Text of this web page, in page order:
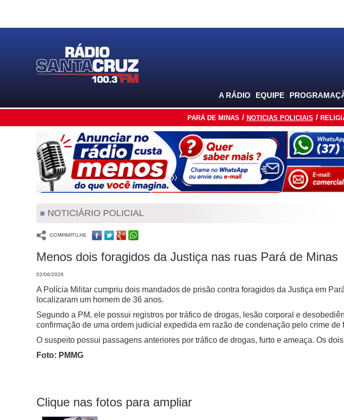
A RÁDIO EQUIPE
PARÁ DE MINAS NOTICIAS POLICIAIS
NOTICIÁRIO POLICIAL
Menos dois foragidos da Justiça nas ruas Pará de Minas
02/06/2026
A Polícia Militar cumpriu dois mandados de prisão contra foragidos da Justiça em
localizaram um homem de 36 anos.
Segundo a PM, ele possui registros por tráfico de drogas, lesão corporal e
confirmação de uma ordem judicial expedida em razão de condenação pelo crime de
O suspeito possui passagens anteriores por tráfico de drogas, furto e ameaça. Os
Foto: PMMG
Clique nas fotos para ampliar